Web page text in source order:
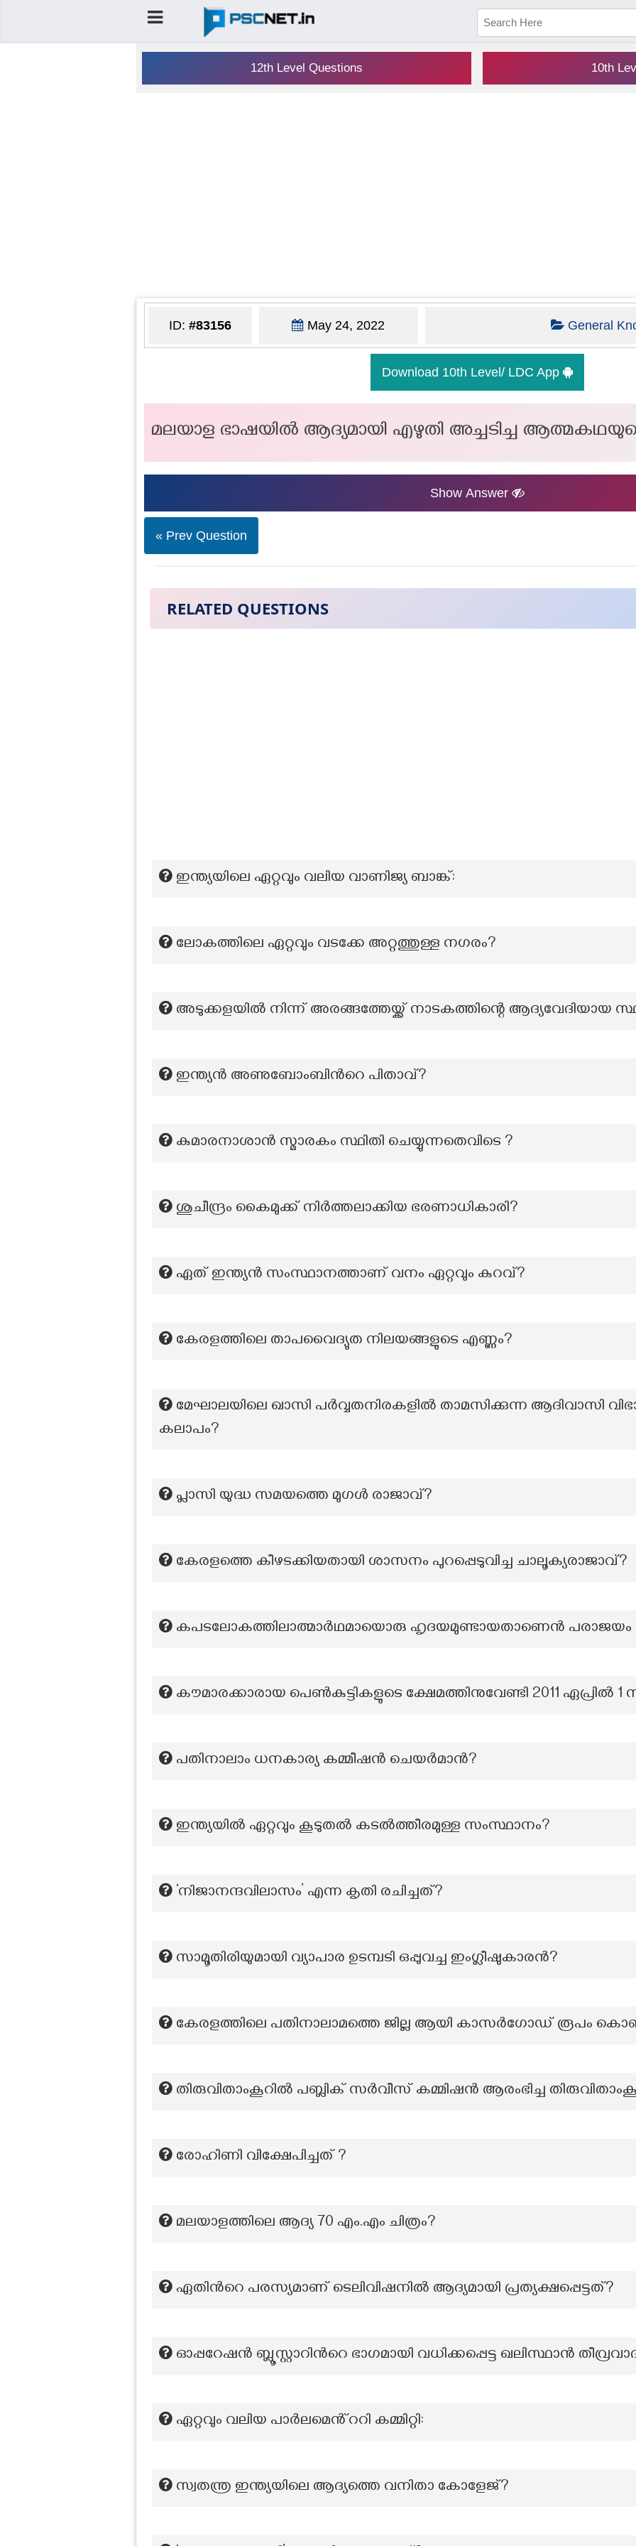
12th Level Questions 10th
ID: #83156 May 24, 2022 General
Download 10th Level/ LDC App
മലയാള ഭാഷയില്‍ ആദ്യമായി എഴുതി അച്ചടിച്ച
Show Answer
« Prev Question
RELATED QUESTIONS
ഇന്ത്യയിലെ ഏറ്റവും വലിയ വാണിജ്യ ബാങ്ക്:
ലോകത്തിലെ ഏറ്റവും വടക്കേ അറ്റത്തുള്ള നഗരം?
അടുക്കളയിൽ നിന്ന് അരങ്ങത്തേയ്ക്ക് നാടകത്തിന്റെ ആദ്യവേദിയായ
ഇന്ത്യൻ അണുബോംബിന്‍റെ പിതാവ്?
കുമാരനാശാൻ സ്മാരകം സ്ഥിതി ചെയ്യുന്നതെവിടെ ?
ശുചീന്ദ്രം കൈമുക്ക് നിർത്തലാക്കിയ ഭരണാധികാരി?
ഏത് ഇന്ത്യൻ സംസ്ഥാനത്താണ് വനം ഏറ്റവും കുറവ്?
കേരളത്തിലെ താപവൈദ്യുത നിലയങ്ങളുടെ എണ്ണം?
മേഘാലയിലെ ഖാസി പര്‍വ്വതനിരകളില്‍ താമസിക്കുന്ന ആദിവാസി
കലാപം?
പ്ലാസി യുദ്ധ സമയത്തെ മുഗൾ രാജാവ്?
കേരളത്തെ കീഴടക്കിയതായി ശാസനം പുറപ്പെടുവിച്ച ചാലൂക്യരാജാവ്?
കപടലോകത്തിലാത്മാർഥമായൊരു ഹൃദയമുണ്ടായതാണെൻ പരാജയം
കൗമാരക്കാരായ പെണ്‍കുട്ടികളുടെ ക്ഷേമത്തിനുവേണ്ടി 2011 ഏപ്രില്‍ 1
പതിനാലാം ധനകാര്യ കമ്മീഷൻ ചെയർമാൻ?
ഇന്ത്യയിൽ ഏറ്റവും കൂടുതൽ കടൽത്തീരമുള്ള സംസ്ഥാനം?
‘നിജാനന്ദവിലാസം’ എന്ന കൃതി രചിച്ചത്?
സാമൂതിരിയുമായി വ്യാപാര ഉടമ്പടി ഒപ്പുവച്ച ഇംഗ്ലീഷുകാരൻ?
കേരളത്തിലെ പതിനാലാമത്തെ ജില്ല ആയി കാസര്‍ഗോഡ് രൂപം
തിരുവിതാംകൂറിൽ പബ്ലിക് സർവീസ് കമ്മിഷൻ ആരംഭിച്ച
രോഹിണി വിക്ഷേപിച്ചത് ?
മലയാളത്തിലെ ആദ്യ 70 എം.എം ചിത്രം?
ഏതിന്‍റെ പരസ്യമാണ് ടെലിവിഷനിൽ ആദ്യമായി പ്രത്യക്ഷപ്പെട്ടത്?
ഓപ്പറേഷൻ ബ്ലൂസ്റ്റാറിന്‍റെ ഭാഗമായി വധിക്കപ്പെട്ട ഖലിസ്ഥാൻ
ഏറ്റവും വലിയ പാർലമെൻ്ററി കമ്മിറ്റി:
സ്വതന്ത്ര ഇന്ത്യയിലെ ആദ്യത്തെ വനിതാ കോളേജ്?